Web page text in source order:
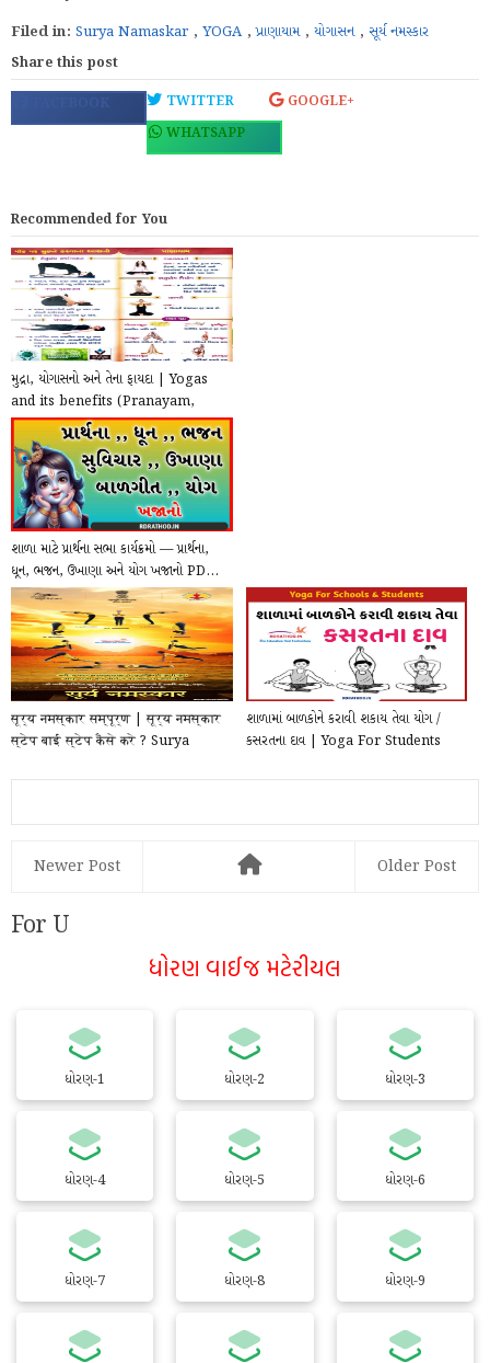
Filed in: Surya Namaskar , YOGA,પ્રાણાયામ, યોગાસન, સૂર્ય નમસ્કાર
Share this post
FACEBOOK TWITTER
GOOGLE+
WHATSAPP
Recommended for You
મુદ્રા, યોગાસનો અને તેના ફાયદા | Yogas
and its benefits (Pranayam,
Asan)
શાળા માટે પ્રાર્થના સભા કાર્યક્રમો — પ્રાર્થના,
ધૂન, ભજન, ઉખાણા અને યોગ ખજાનો PD...
सूर्य नमस्कार सम्पूर्ण | सूर्य नमस्कार
स्टेप बाई स्टेप कैसे करे ? Surya
શાળામાં બાળકોને કરાવી શકાય તેવા યોગ /
કસરતના દાવ | Yoga For Students
Newer Post Older Post
For U
ધોરણ વાઈજ મટેરીયલ
ધોરણ-1 ધોરણ-2 ધોરણ-3
ધોરણ-4 ધોરણ-5 ધોરણ-6
ધોરણ-7 ધોરણ-8 ધોરણ-9